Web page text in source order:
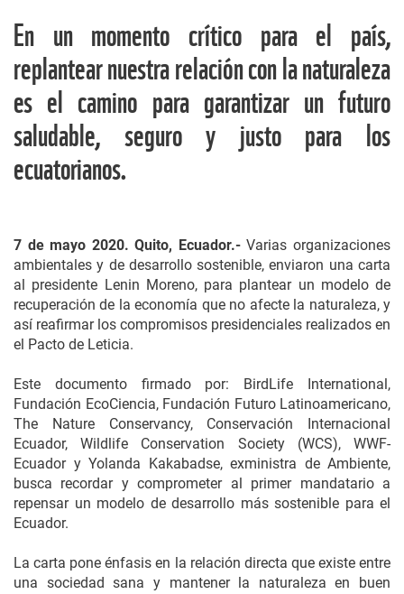
En un momento crítico para el país,
replantear nuestra relación con la naturaleza
es el camino para garantizar un futuro
saludable, seguro y justo para los
ecuatorianos.
7 de mayo 2020. Quito, Ecuador.-Varias organizaciones
ambientales y de desarrollo sostenible, enviaron una carta
al presidente Lenin Moreno, para plantear un modelo de
recuperación de la economía que no afecte la naturaleza, y
así reafirmar los compromisos presidenciales realizados en
el Pacto de Leticia.
Este documento firmado por: BirdLife International,
Fundación EcoCiencia, Fundación Futuro Latinoamericano,
The Nature Conservancy, Conservación Internacional
Ecuador, Wildlife Conservation Society (WCS), WWF-
Ecuador y Yolanda Kakabadse, exministra de Ambiente,
busca recordar y comprometer al primer mandatario a
repensar un modelo de desarrollo más sostenible para el
Ecuador.
La carta pone énfasis en la relación directa que existe entre
una sociedad sana y mantener la naturaleza en buen